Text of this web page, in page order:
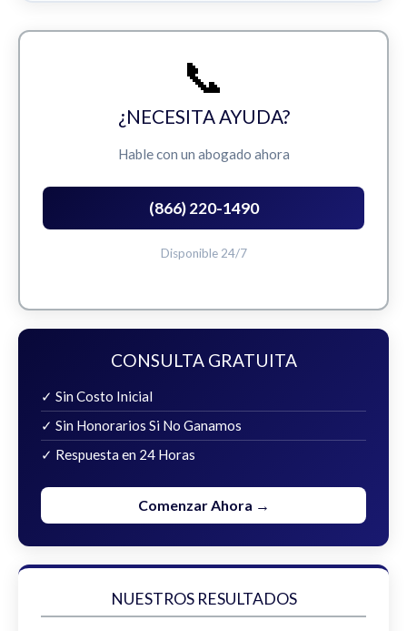
📞
¿NECESITA AYUDA?
Hable con un abogado ahora
(866) 220-1490
Disponible 24/7
CONSULTA GRATUITA
✓ Sin Costo Inicial
✓ Sin Honorarios Si No Ganamos
✓ Respuesta en 24 Horas
Comenzar Ahora →
NUESTROS RESULTADOS